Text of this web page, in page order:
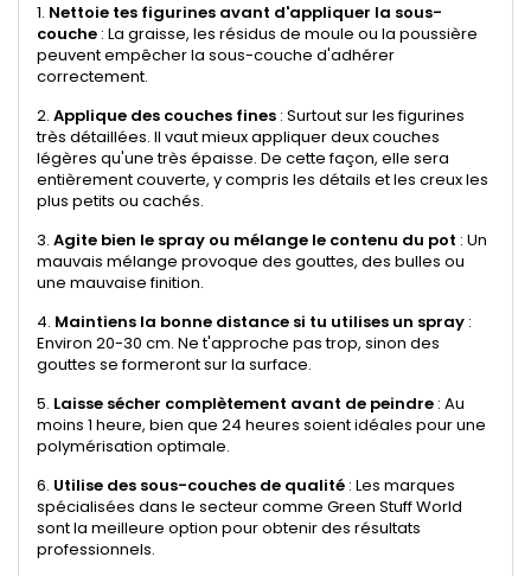
1. Nettoie tes figurines avant d'appliquer la sous-
couche : La graisse, les résidus de moule ou la poussière
peuvent empêcher la sous-couche d'adhérer
correctement.
2. Applique des couches fines : Surtout sur les figurines
très détaillées. Il vaut mieux appliquer deux couches
légères qu'une très épaisse. De cette façon, elle sera
entièrement couverte, y compris les détails et les creux les
plus petits ou cachés.
3. Agite bien le spray ou mélange le contenu du pot : Un
mauvais mélange provoque des gouttes, des bulles ou
une mauvaise finition.
4. Maintiens la bonne distance si tu utilises un spray :
Environ 20-30 cm. Ne t'approche pas trop, sinon des
gouttes se formeront sur la surface.
5. Laisse sécher complètement avant de peindre : Au
moins 1 heure, bien que 24 heures soient idéales pour une
polymérisation optimale.
6. Utilise des sous-couches de qualité : Les marques
spécialisées dans le secteur comme Green Stuff World
sont la meilleure option pour obtenir des résultats
professionnels.